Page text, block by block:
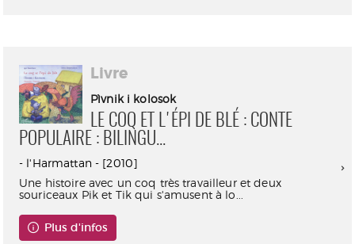
Livre
Pìvnik i kolosok
LE COQ ET L'ÉPI DE BLÉ : CONTE
POPULAIRE : BILINGU...
- l'Harmattan - [2010]
Une histoire avec un coq très travailleur et deux
souriceaux Pik et Tik qui s'amusent à lo...
Plus d'infos